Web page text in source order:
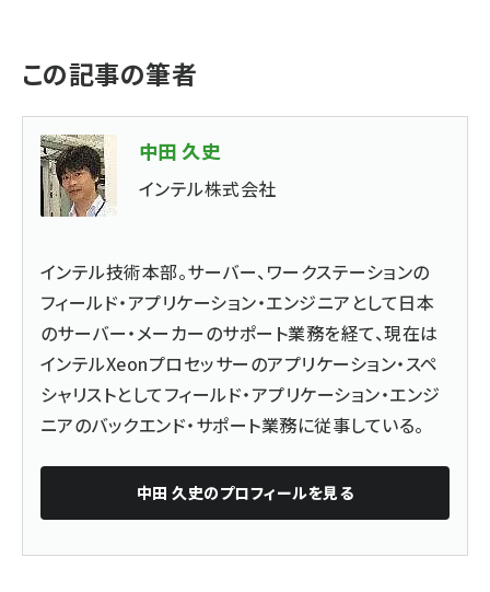
この記事の筆者
中田 久史
インテル株式会社
インテル技術本部。サーバー、ワークステーションの
フィールド・アプリケーション・エンジニアとして日本
のサーバー・メーカーのサポート業務を経て、現在は
インテルXeonプロセッサーのアプリケーション・スペ
シャリストとしてフィールド・アプリケーション・エンジ
ニアのバックエンド・サポート業務に従事している。
中田 久史のプロフィールを見る